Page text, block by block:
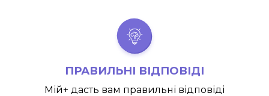
ПРАВИЛЬНІ ВІДПОВІДІ
Мій+ дасть вам правильні відповіді